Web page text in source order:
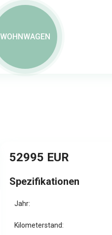
WOHNWAGEN
52995 EUR
Spezifikationen
Jahr:
Kilometerstand: